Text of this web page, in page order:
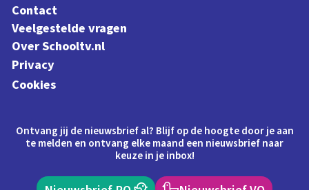
Contact
Veelgestelde vragen
Over Schooltv.nl
Privacy
Cookies
Ontvang jij de nieuwsbrief al? Blijf op de hoogte door je aan
te melden en ontvang elke maand een nieuwsbrief naar
keuze in je inbox!